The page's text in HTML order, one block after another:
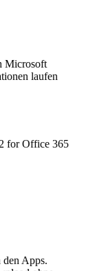
Microsoft
laufen
for Office 365
Apps.